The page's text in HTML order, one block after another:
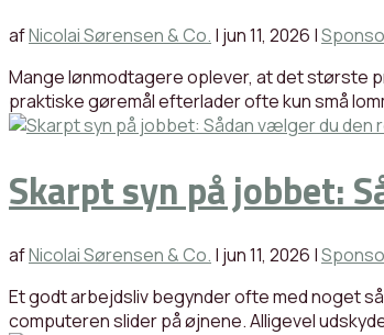
afNicolai Sørensen & Co. | jun 11, 2026 |
Mange lønmodtagere oplever, at det største
praktiske gøremål efterlader ofte kun små
Skarpt syn på jobbet:
afNicolai Sørensen & Co. | jun 11, 2026 |
Et godt arbejdsliv begynder ofte med noget
computeren slider på øjnene. Alligevel